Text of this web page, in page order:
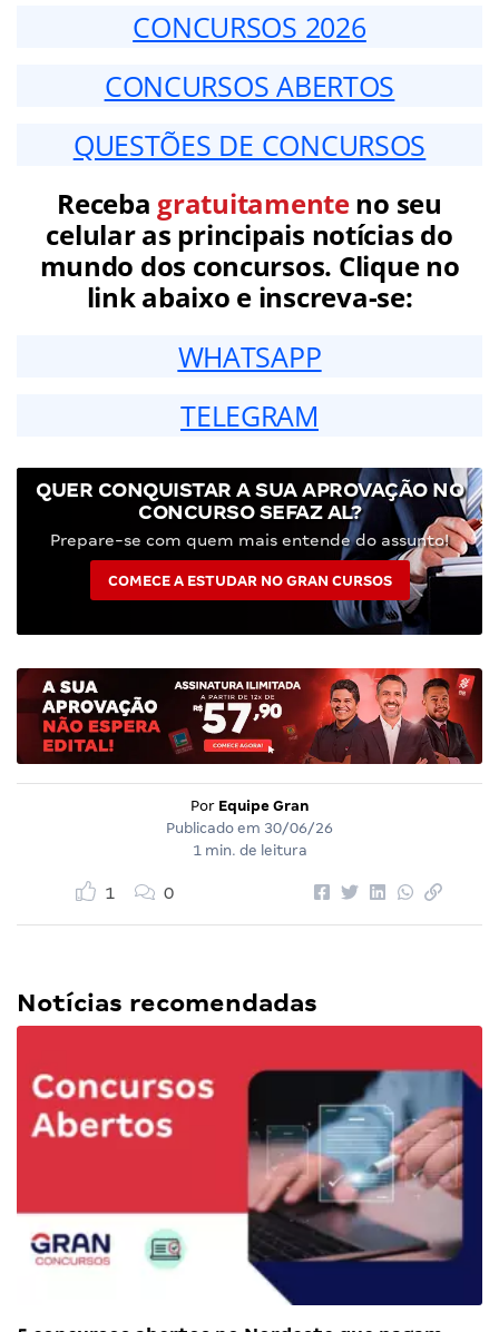
CONCURSOS 2026
CONCURSOS ABERTOS
QUESTÕES DE CONCURSOS
Receba gratuitamenteno seu
celular as principais notícias do
mundo dos concursos. Clique no
link abaixo e inscreva-se:
WHATSAPP
TELEGRAM
QUER CONQUISTAR A SUA APROVAÇÃO NO
CONCURSO SEFAZ AL?
Prepare-se com quem mais entende do assunto!
COMECE A ESTUDAR NO GRAN CURSOS
Por Equipe Gran
Publicado em 30/06/26
1 min. de leitura
1 0
Notícias recomendadas